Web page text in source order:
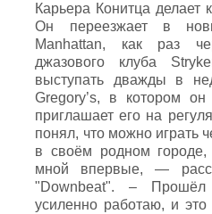
Карьера Конитца делает
Он переезжает в
Manhattan, как раз
джазового клуба
выступать дважды в
Gregory’s, в котором он
приглашает его на
понял, что можно играть
в своём родном городе,
мной впервые, —
"Downbeat". –
усиленно работаю, и